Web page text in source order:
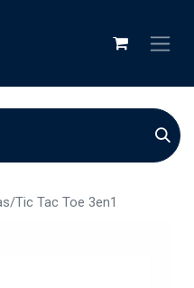
Tic Tac Toe 3en1